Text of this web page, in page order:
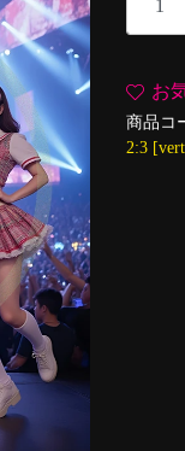
材
個
お
商品コ
2:3